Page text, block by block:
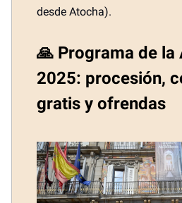
desde Atocha).
🙏 Programa de la
2025: procesión,
gratis y ofrendas